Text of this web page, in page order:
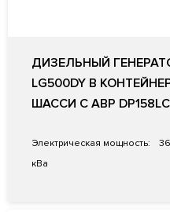
ДИЗЕЛЬНЫЙ
LG500DY В
ШАССИ С АВР DP158LC
Электрическая мощность:
кВа